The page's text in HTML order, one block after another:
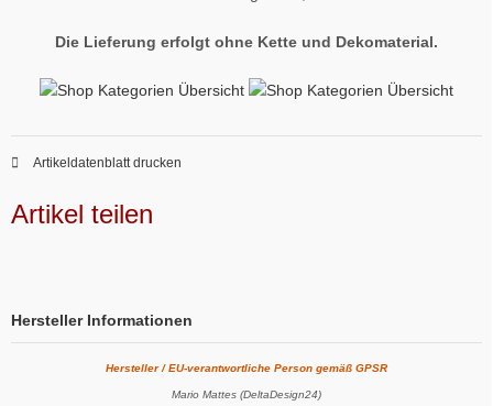
Die Lieferung erfolgt ohne Kette und Dekomaterial.
Artikeldatenblatt drucken
Artikel teilen
Hersteller Informationen
Hersteller / EU-verantwortliche Person gemäß GPSR
Mario Mattes (DeltaDesign24)